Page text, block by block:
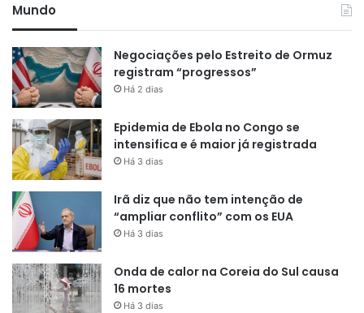
Mundo
Negociações pelo Estreito de Ormuz
registram “progressos”
Há 2 dias
Epidemia de Ebola no Congo se
intensifica e é maior já registrada
Há 3 dias
Irã diz que não tem intenção de
“ampliar conflito” com os EUA
Há 3 dias
Onda de calor na Coreia do Sul causa
16 mortes
Há 3 dias